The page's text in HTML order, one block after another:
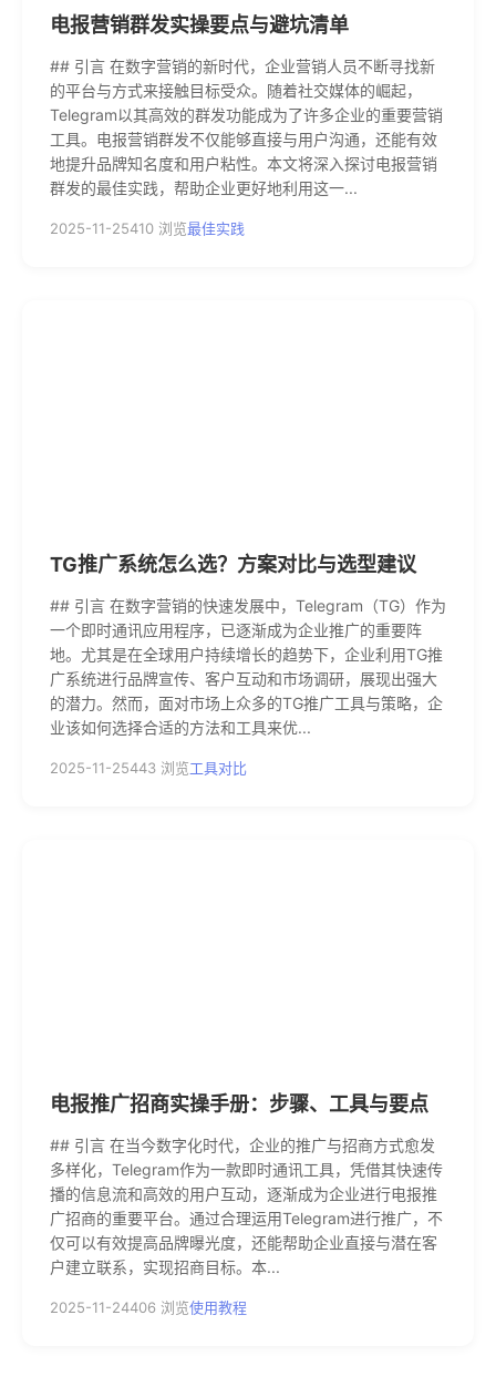
电报营销群发实操要点与避坑清单
## 引言 在数字营销的新时代，企业营销人员不断寻找新
的平台与方式来接触目标受众。随着社交媒体的崛起，
Telegram以其高效的群发功能成为了许多企业的重要营销
工具。电报营销群发不仅能够直接与用户沟通，还能有效
地提升品牌知名度和用户粘性。本文将深入探讨电报营销
群发的最佳实践，帮助企业更好地利用这一...
2025-11-25410 浏览最佳实践
TG推广系统怎么选？方案对比与选型建议
## 引言 在数字营销的快速发展中，Telegram（TG）作为
一个即时通讯应用程序，已逐渐成为企业推广的重要阵
地。尤其是在全球用户持续增长的趋势下，企业利用TG推
广系统进行品牌宣传、客户互动和市场调研，展现出强大
的潜力。然而，面对市场上众多的TG推广工具与策略，企
业该如何选择合适的方法和工具来优...
2025-11-25443 浏览工具对比
电报推广招商实操手册：步骤、工具与要点
## 引言 在当今数字化时代，企业的推广与招商方式愈发
多样化，Telegram作为一款即时通讯工具，凭借其快速传
播的信息流和高效的用户互动，逐渐成为企业进行电报推
广招商的重要平台。通过合理运用Telegram进行推广，不
仅可以有效提高品牌曝光度，还能帮助企业直接与潜在客
户建立联系，实现招商目标。本...
2025-11-24406 浏览使用教程